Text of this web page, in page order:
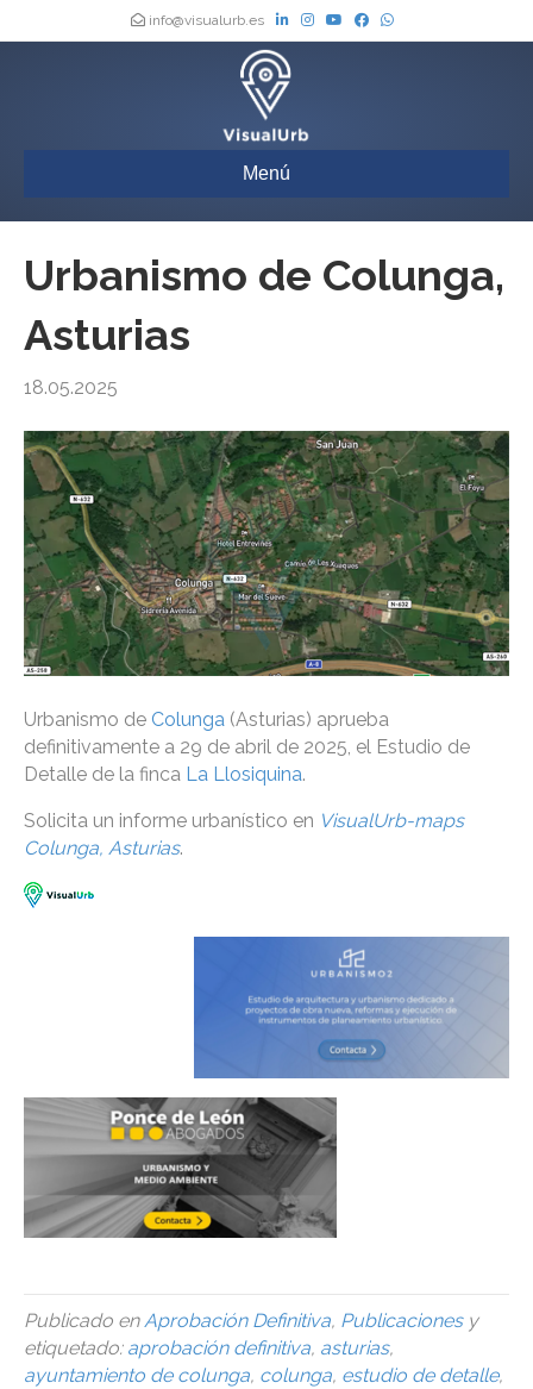
info@visualurb.es
Menú
Urbanismo de Colunga,
Asturias
18.05.2025
Urbanismo de Colunga (Asturias) aprueba
definitivamente a 29 de abril de 2025, el Estudio de
Detalle de la finca La Llosiquina.
Solicita un informe urbanístico en VisualUrb-maps
Colunga, Asturias.
Publicado enAprobación Definitiva, Publicacionesy
etiquetado: aprobación definitiva, asturias,
ayuntamiento de colunga, colunga, estudio de detalle,